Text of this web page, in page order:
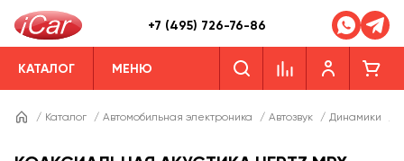
+7 (495) 726-76-86
КАТАЛОГ МЕНЮ
/ Каталог / Автомобильная электроника / Автозвук / Динамики